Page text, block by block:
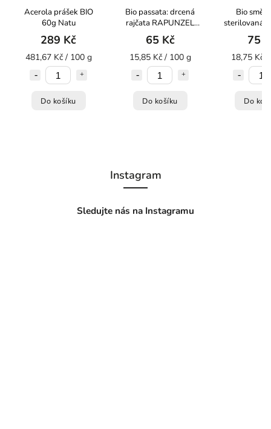
Acerola prášek BIO
60g Natu
289 Kč
481,67 Kč / 100 g
Do košíku
Bio passata: drcená
rajčata RAPUNZEL
410 g
65 Kč
15,85 Kč / 100 g
Do košíku
Bio směs
sterilovaná
75
18,75 Kč
Do
Instagram
Sledujte nás na Instagramu